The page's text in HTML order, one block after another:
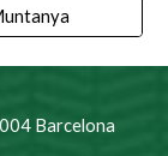
Barcelona